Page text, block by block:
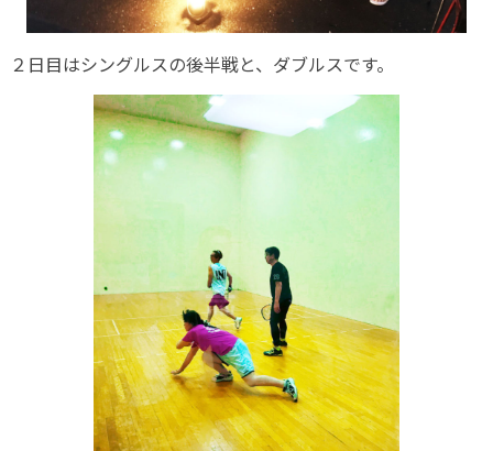
２日目はシングルスの後半戦と、ダブルスです。